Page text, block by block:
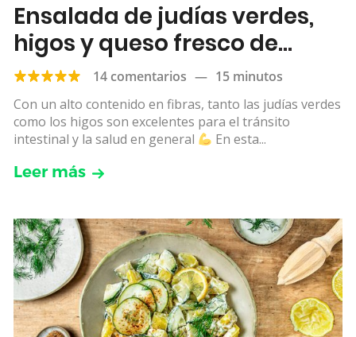
Ensalada de judías verdes,
higos y queso fresco de
cabra
14 comentarios — 15 minutos
Con un alto contenido en fibras, tanto las judías verdes
como los higos son excelentes para el tránsito
intestinal y la salud en general
En esta...
Leer más